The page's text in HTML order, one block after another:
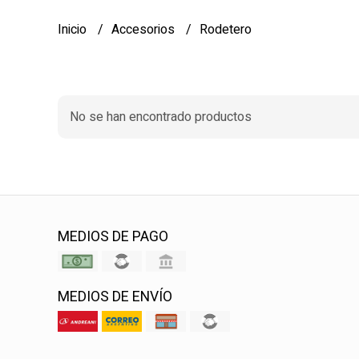
Inicio Accesorios Rodetero
No se han encontrado productos
MEDIOS DE PAGO
MEDIOS DE ENVÍO